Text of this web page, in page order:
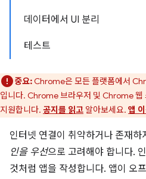
데이터에서 UI 분리
테스트
중요:Chrome은 모든 플랫폼에서
입니다. Chrome 브라우저 및 Chrome 웹
지원합니다. 공지를 읽고 알아보세요. 앱
인터넷 연결이 취약하거나 존재하
인을 우선으로 고려해야 합니다.
것처럼 앱을 작성합니다. 앱이 오